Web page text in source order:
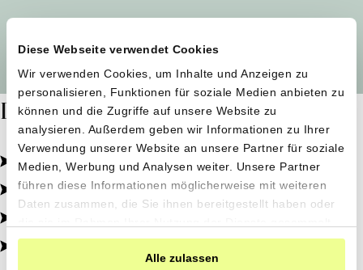
Diese Webseite verwendet Cookies
Wir verwenden Cookies, um Inhalte und Anzeigen zu
personalisieren, Funktionen für soziale Medien anbieten zu
können und die Zugriffe auf unsere Website zu
analysieren. Außerdem geben wir Informationen zu Ihrer
Verwendung unserer Website an unsere Partner für soziale
Medien, Werbung und Analysen weiter. Unsere Partner
führen diese Informationen möglicherweise mit weiteren
Daten zusammen, die Sie ihnen bereitgestellt haben oder
haben.
Alle zulassen
Dafür stehen wir
Pestizidfrei angebaut, schonend verarbeitet.
Natürliche Zutaten, echter Geschmack.
Von kleinen Höfen, direkt zu dir.
100% transparent, 0% Zusatzstoffe.